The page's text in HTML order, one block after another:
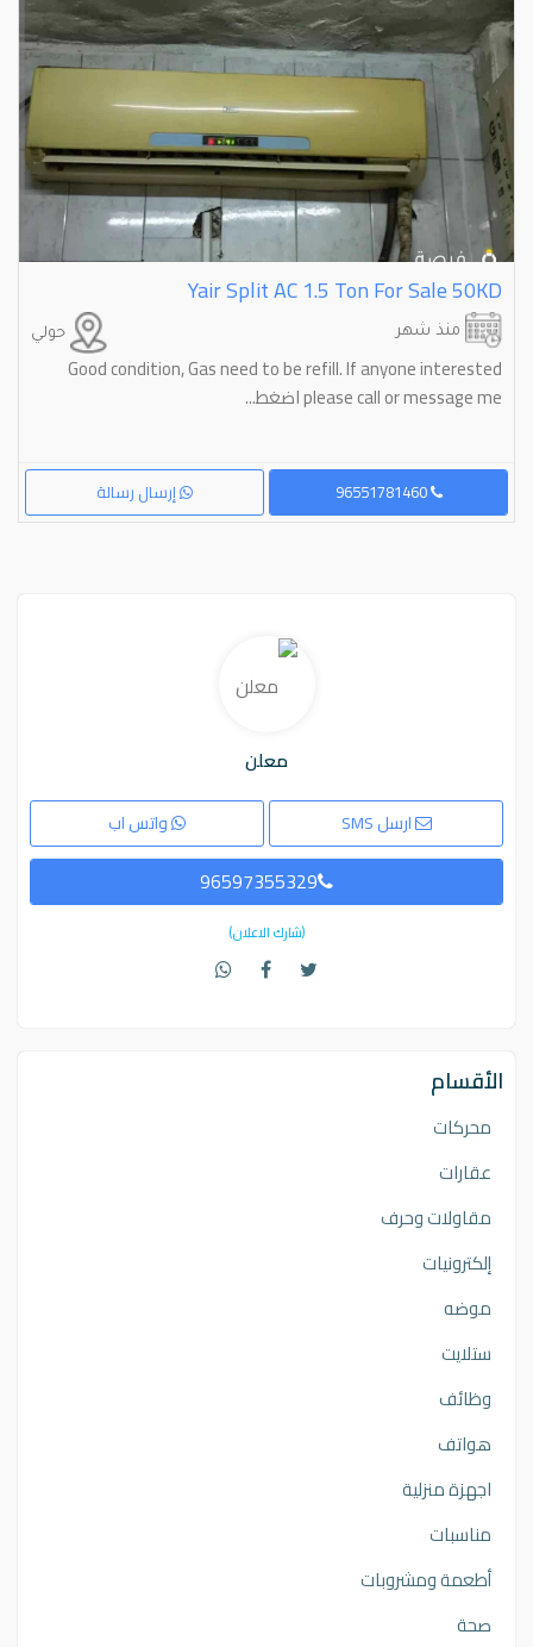
Yair Split AC 1.5 Ton For Sale 50KD
حولي منذ شهر
Good condition, Gas need to be refill. If anyone interested
please call or message me اضغط...
إرسال رسالة 96551781460
معلن
ارسل SMS واتس اب
96597355329
(شارك الاعلان)
الأقسام
محركات
عقارات
مقاولات وحرف
إلكترونيات
موضه
ستلايت
وظائف
هواتف
اجهزة منزلية
مناسبات
أطعمة ومشروبات
صحة